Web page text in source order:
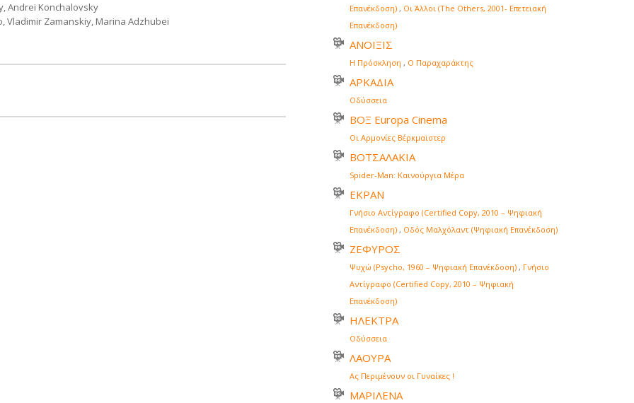
Andrei Konchalovsky
Vladimir Zamanskiy, Marina Adzhubei
Επανέκδοση) , Οι Άλλοι (The Others, 2001- Επετειακή
Επανέκδοση)
ΑΝΟΙΞΙΣ
Η Πρόσκληση , Ο Παραχαράκτης
ΑΡΚΑΔΙΑ
Οδύσσεια
ΒΟΞ Europa Cinema
Οι Αρμονίες Βέρκμαϊστερ
ΒΟΤΣΑΛΑΚΙΑ
Spider-Man: Καινούργια Μέρα
ΕΚΡΑΝ
Γνήσιο Αντίγραφο (Certified Copy, 2010 – Ψηφιακή
Επανέκδοση) , Οδός Μαλχόλαντ (Ψηφιακή Επανέκδοση)
ΖΕΦΥΡΟΣ
Ψυχώ (Psycho, 1960 – Ψηφιακή Επανέκδοση) , Γνήσιο
Αντίγραφο (Certified Copy, 2010 – Ψηφιακή
Επανέκδοση)
ΗΛΕΚΤΡΑ
Οδύσσεια
ΛΑΟΥΡΑ
Ας Περιμένουν οι Γυναίκες !
ΜΑΡΙΛΕΝΑ